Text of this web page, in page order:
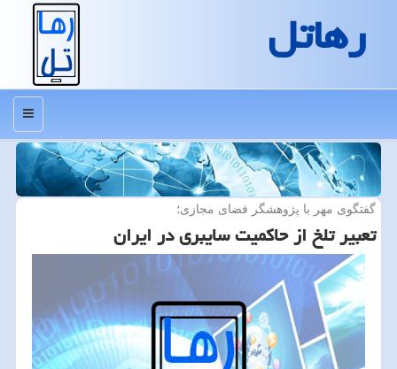
رهاتل
منو
گفتگوی مهر با پژوهشگر فضای مجازی؛
تعبیر تلخ از حاكمیت سایبری در ایران